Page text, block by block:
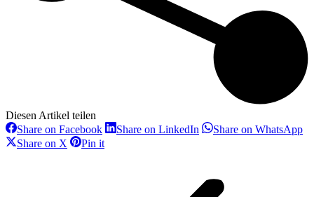
Diesen Artikel teilen
Share on FacebookShare
on
Facebook
Share on LinkedIn ShareShare on WhatsApp
Share on X SharePin itShare